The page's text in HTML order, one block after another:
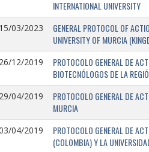
INTERNATIONAL UNIVERSITY
15/03/2023
GENERAL PROTOCOL OF
UNIVERSITY OF MURCIA
26/12/2019
PROTOCOLO GENERAL DE
BIOTECNÓLOGOS DE LA
29/04/2019
PROTOCOLO GENERAL DE
MURCIA
04/2019
PROTOCOLO GENERAL DE
(COLOMBIA) Y LA